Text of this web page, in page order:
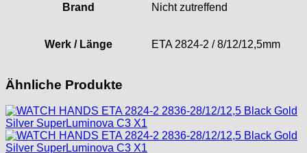
Brand Nicht zutreffend
Werk / Länge ETA 2824-2 / 8/12/12,5mm
Ähnliche Produkte